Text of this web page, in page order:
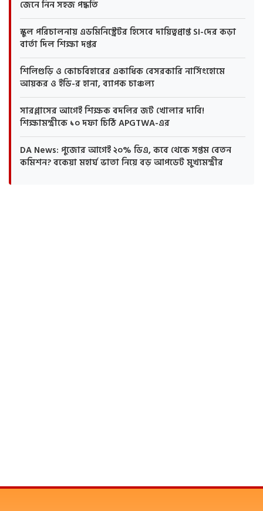
জেনে নিন সহজ পদ্ধতি
স্কুল পরিচালনায় এডমিনিস্ট্রেটর হিসেবে দায়িত্বপ্রাপ্ত SI-দের কড়া
বার্তা দিল শিক্ষা দপ্তর
শিলিগুড়ি ও কোচবিহারের একাধিক বেসরকারি নার্সিংহোমে
আয়কর ও ইডি-র হানা, ব্যাপক চাঞ্চল্য
সারপ্লাসের আগেই শিক্ষক বদলির জট খোলার দাবি!
শিক্ষামন্ত্রীকে ১০ দফা চিঠি APGTWA-এর
DA News: পুজোর আগেই ২০% ডিএ, কবে থেকে সপ্তম বেতন
কমিশন? বকেয়া মহার্ঘ ভাতা নিয়ে বড় আপডেট মুখ্যমন্ত্রীর